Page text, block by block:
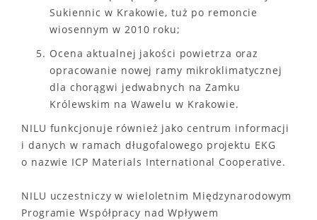
Sukiennic w Krakowie, tuż po remoncie
wiosennym w 2010 roku;
Ocena aktualnej jakości powietrza oraz
opracowanie nowej ramy mikroklimatycznej
dla chorągwi jedwabnych na Zamku
Królewskim na Wawelu w Krakowie.
NILU funkcjonuje również jako centrum informacji
i danych w ramach długofalowego projektu EKG
o nazwie ICP Materials International Cooperative.
NILU uczestniczy w wieloletnim Międzynarodowym
Programie Współpracy nad Wpływem